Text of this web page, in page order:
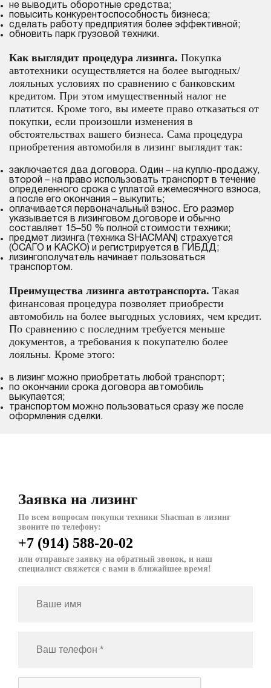
не выводить оборотные средства;
повысить конкурентоспособность бизнеса;
сделать работу предприятия более эффективной;
обновить парк грузовой техники.
Как выглядит процедура лизинга. Покупка
автотехники осуществляется на более выгодных/
лояльных условиях по сравнению с банковским
кредитом. При этом имущественный налог не
платится. Кроме того, вы имеете право отказаться от
покупки, если произошли изменения в
обстоятельствах вашего бизнеса. Сама процедура
приобретения автомобиля в лизинг выглядит так:
заключается два договора. Один – на куплю-продажу,
второй – на право использовать транспорт в течение
определенного срока с уплатой ежемесячного взноса,
а после его окончания – выкупить;
оплачивается первоначальный взнос. Его размер
указывается в лизинговом договоре и обычно
составляет 15–50 % полной стоимости техники;
предмет лизинга (техника SHACMAN) страхуется
(ОСАГО и КАСКО) и регистрируется в ГИБДД;
лизингополучатель начинает пользоваться
транспортом.
Преимущества лизинга автотранспорта. Такая
финансовая процедура позволяет приобрести
автомобиль на более выгодных условиях, чем кредит.
По сравнению с последним требуется меньше
документов, а требования к покупателю более
лояльны. Кроме этого:
в лизинг можно приобретать любой транспорт;
по окончании срока договора автомобиль
выкупается;
транспортом можно пользоваться сразу же после
оформления сделки.
Заявка на лизинг
По всем вопросам покупки техники Shacman в лизинг
звоните по телефону:
+7 (914) 588-20-02
или отправьте заявку на обратный звонок, и наш
специалист свяжется с вами в ближайшее время!